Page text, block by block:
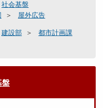
社会基盤
屋外広告
建設部
都市計画課
盤